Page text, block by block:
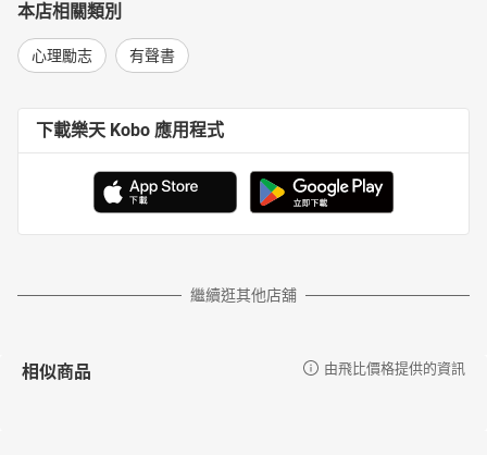
本店相關類別
心理勵志 有聲書
下載樂天 Kobo 應用程式
繼續逛其他店舖
相似商品 由飛比價格提供的資訊